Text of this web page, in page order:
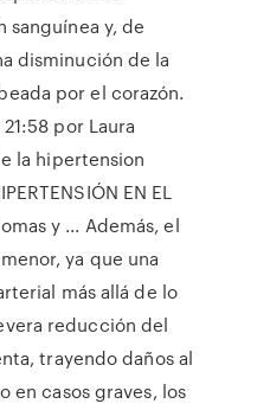
sanguínea y, de
disminución de la
por el corazón.
por Laura
la hipertension
EN EL
y ... Además, el
ya que una
más allá de lo
reducción del
trayendo daños al
en casos graves, los